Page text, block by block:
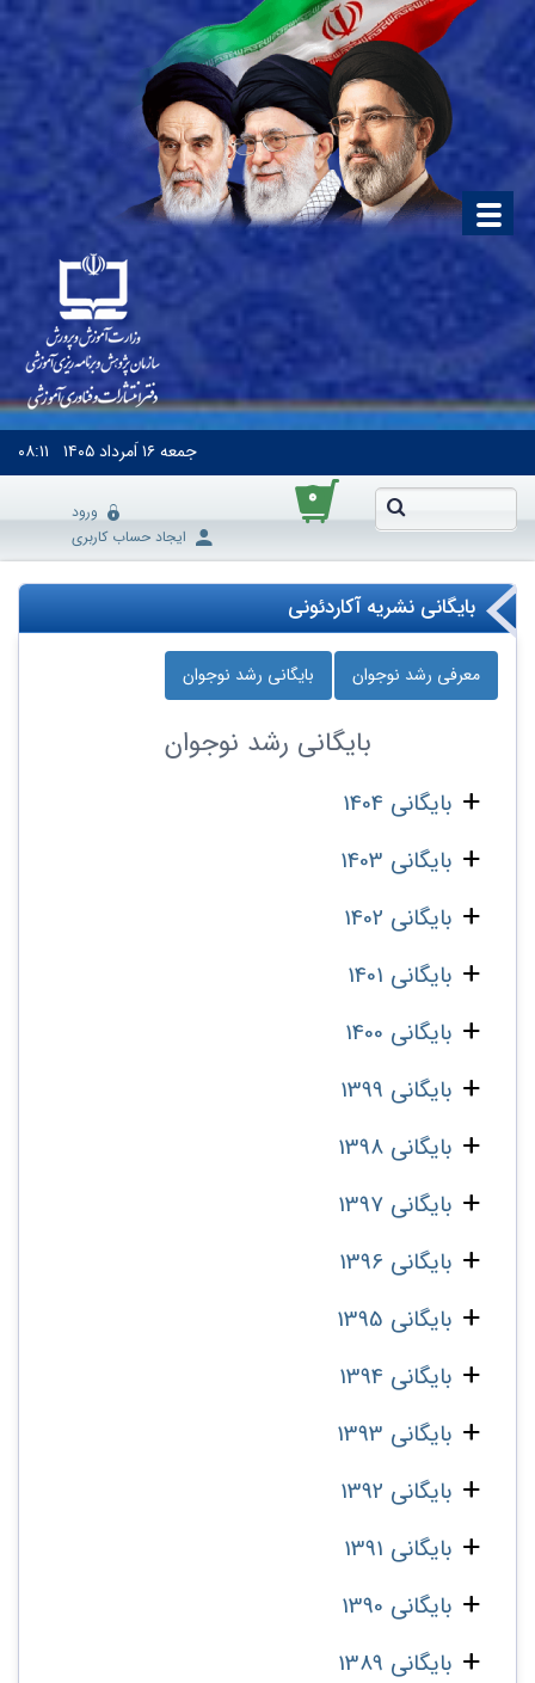
جمعه۱۶ اَمرداد ۱۴۰۵ ۰۸:۱۱
۰
ورود
ایجاد حساب کاربری
بایگانی نشریه آکاردئونی
معرفی رشد نوجوان بایگانی رشد نوجوان
بایگانی رشد نوجوان
بایگانی 1404
بایگانی 1403
بایگانی 1402
بایگانی 1401
بایگانی 1400
بایگانی 1399
بایگانی 1398
بایگانی 1397
بایگانی 1396
بایگانی 1395
بایگانی 1394
بایگانی 1393
بایگانی 1392
بایگانی 1391
بایگانی 1390
بایگانی 1389